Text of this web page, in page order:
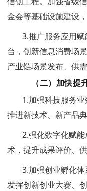
金会等基础设施建设
3.推广服务应用
台，创新信息消费场
产业链场景发布、供
（二）加快提
1.加强科技服务
推进新技术、新产品
2.强化数字化赋
术，提升成果评价、
3.加强创业孵化
发挥创新创业大赛、